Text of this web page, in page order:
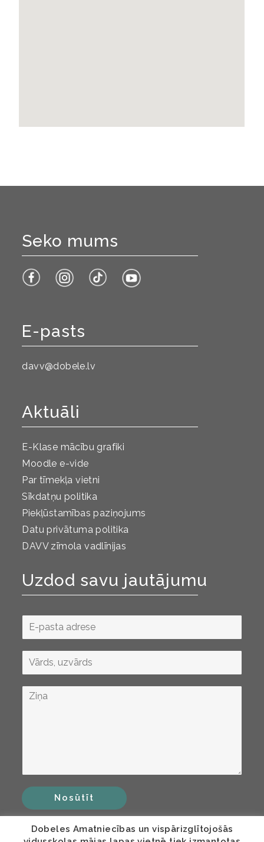
Seko mums
E-pasts
davv@dobele.lv
Aktuāli
E-Klase mācību grafiki
Moodle e-vide
Par tīmekļa vietni
Sīkdatņu politika
Piekļūstamības paziņojums
Datu privātuma politika
DAVV zīmola vadlīnijas
Uzdod savu jautājumu
Nosūtīt
Dobeles Amatniecības un vispārizglītojošās